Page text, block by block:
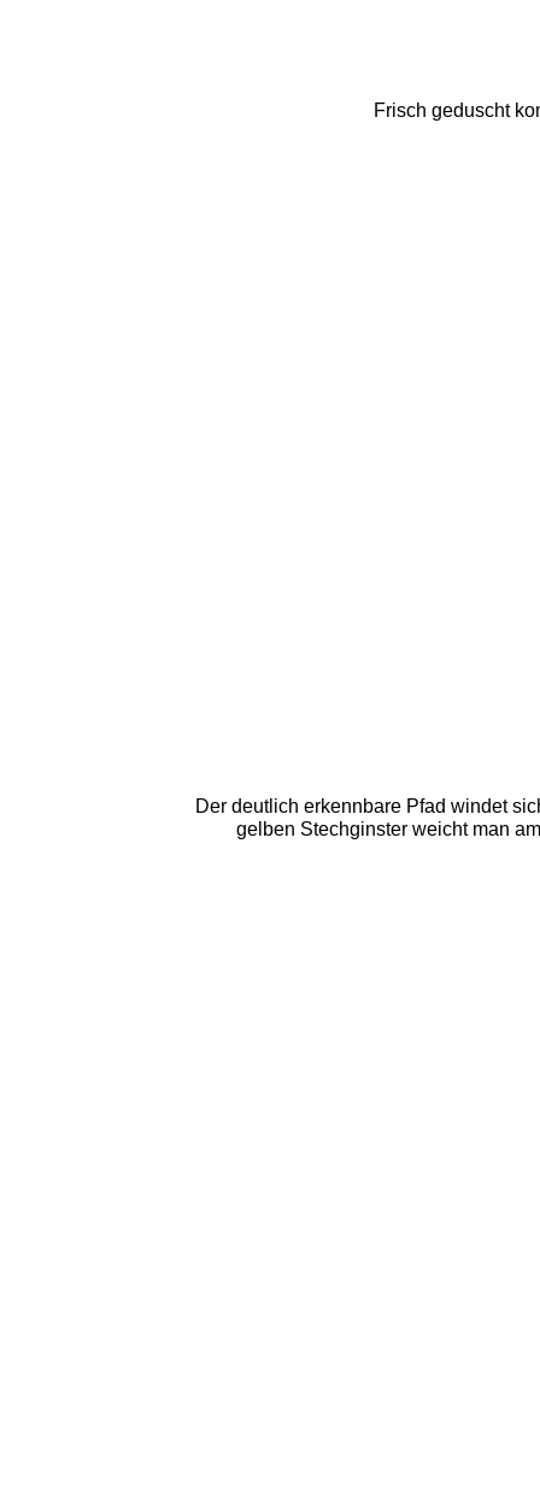
Frisch geduscht
Der deutlich erkennbare Pfad windet
gelben Stechginster weicht man